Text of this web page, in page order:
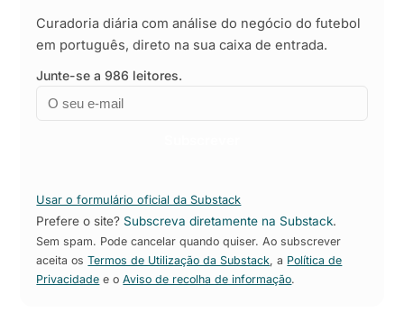
Curadoria diária com análise do negócio do futebol
em português, direto na sua caixa de entrada.
Junte-se a 986 leitores.
Email
Empresa
Usar o formulário oficial da Substack
Prefere o site?Subscreva diretamente na Substack.
Sem spam. Pode cancelar quando quiser. Ao subscrever
aceita osTermos de Utilização da Substack , a Política de
Privacidade e oAviso de recolha de informação.